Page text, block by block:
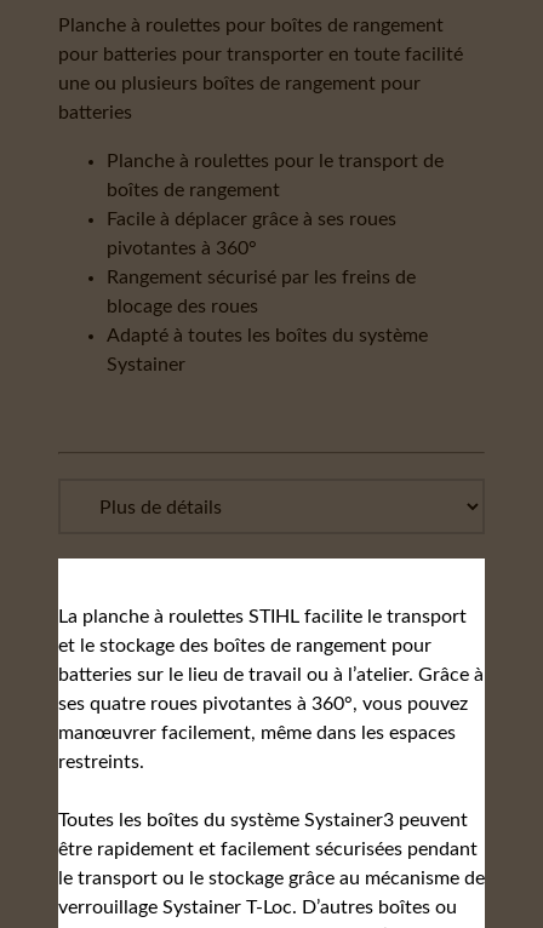
Planche à roulettes pour boîtes de rangement
pour batteries pour transporter en toute facilité
une ou plusieurs boîtes de rangement pour
batteries
Planche à roulettes pour le transport de
boîtes de rangement
Facile à déplacer grâce à ses roues
pivotantes à 360°
Rangement sécurisé par les freins de
blocage des roues
Adapté à toutes les boîtes du système
Systainer
La planche à roulettes STIHL facilite le transport
et le stockage des boîtes de rangement pour
batteries sur le lieu de travail ou à l’atelier. Grâce à
ses quatre roues pivotantes à 360°, vous pouvez
manœuvrer facilement, même dans les espaces
restreints.
Toutes les boîtes du système Systainer3 peuvent
être rapidement et facilement sécurisées pendant
le transport ou le stockage grâce au mécanisme de
verrouillage Systainer T-Loc. D’autres boîtes ou